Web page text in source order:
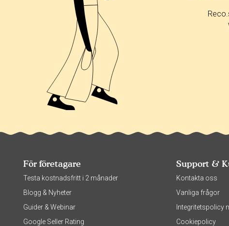
För företagare
Testa kostnadsfritt i 2 månader
Blogg & Nyheter
Guider & Webinar
Google Seller Rating
Support &
Kontakta oss
Vanliga frågor
Integritetspolicy
Cookiepolicy